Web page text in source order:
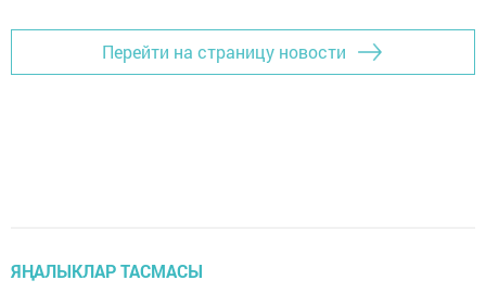
Перейти на страницу новости
ЯҢАЛЫКЛАР ТАСМАСЫ